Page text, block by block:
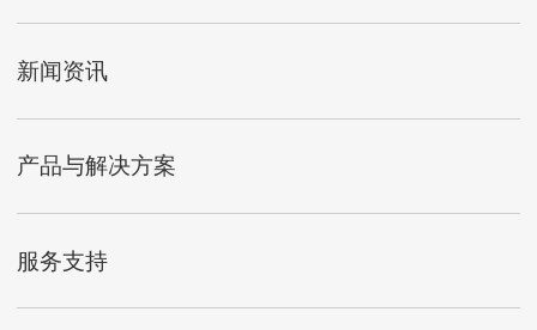
新闻资讯
产品与解决方案
服务支持